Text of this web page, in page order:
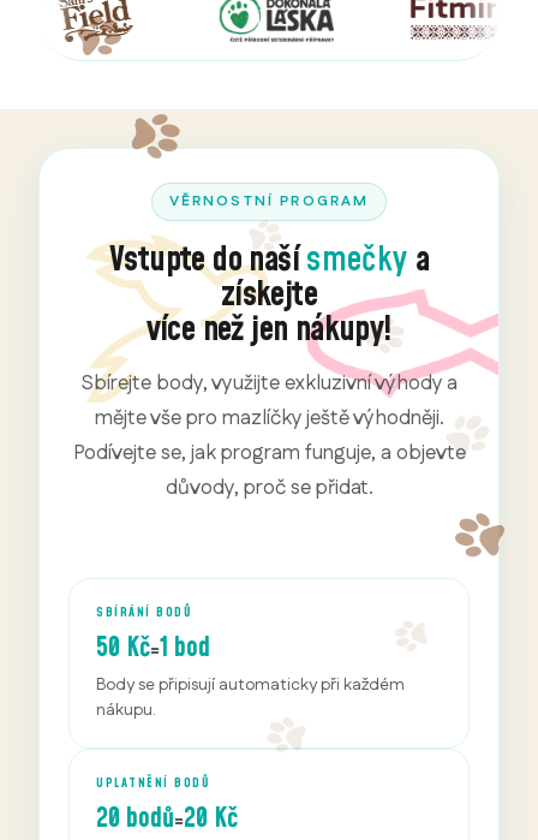
VĚRNOSTNÍ PROGRAM
Vstupte do našísmečky a
získejte
více než jen nákupy!
Sbírejte body, využijte exkluzivní výhody a
mějte vše pro mazlíčky ještě výhodněji.
Podívejte se, jak program funguje, a objevte
důvody, proč se přidat.
SBÍRÁNÍ BODŮ
50 Kč=1 bod
Body se připisují automaticky při každém
nákupu.
UPLATNĚNÍ BODŮ
20 bodů=20 Kč